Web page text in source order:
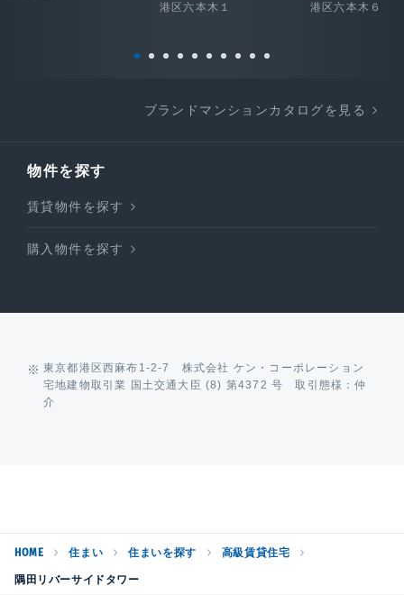
港区六本木１
港区六本木６
ブランドマンションカタログを見る
物件を探す
賃貸物件を探す
購入物件を探す
東京都港区西麻布1-2-7 株式会社 ケン・コーポレーション
宅地建物取引業 国土交通大臣 (8) 第4372 号 取引態様：仲
介
HOME 住まい 住まいを探す 高級賃貸住宅
隅田リバーサイドタワー